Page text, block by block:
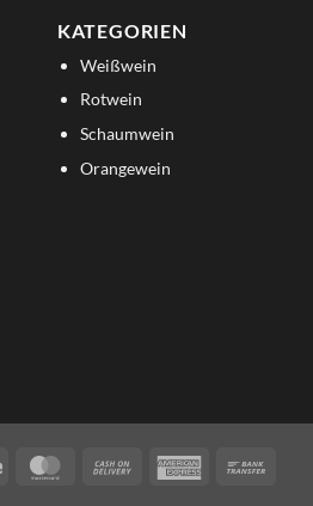
KATEGORIEN
Weißwein
Rotwein
Schaumwein
Orangewein
Stripe MasterCardCash
American